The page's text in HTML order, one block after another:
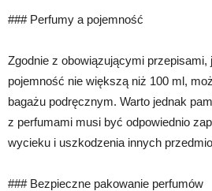
### Perfumy a pojemność
Zgodnie z obowiązującymi przepisami,
pojemność nie większą niż 100 ml,
bagażu podręcznym. Warto jednak
z perfumami musi być odpowiednio
wycieku i uszkodzenia innych
### Bezpieczne pakowanie perfumów